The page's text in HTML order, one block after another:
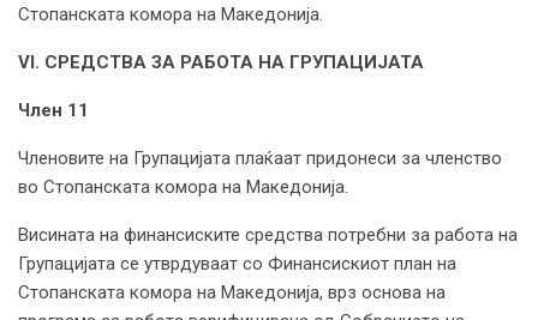
Стопанската комора на Македонија.
VI. СРЕДСТВА ЗА РАБОТА НА ГРУПАЦИЈАТА
Член 11
Членовите на Групацијата плаќаат придонеси за членство
во Стопанската комора на Македонија.
Висината на финансиските средства потребни за работа на
Групацијата се утврдуваат со Финансискиот план на
Стопанската комора на Македонија, врз основа на